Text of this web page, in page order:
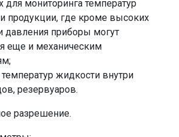
для мониторинга температур
продукции, где кроме высоких
давления приборы могут
еще и механическим
температур жидкости внутри
резервуаров.
разрешение.